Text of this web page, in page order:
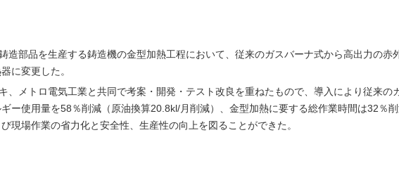
造部品を生産する鋳造機の金型加熱工程において、従来のガスバーナ式から高出力の赤
に変更した。
、メトロ電気工業と共同で考案・開発・テスト改良を重ねたもので、導入により従来の
ー使用量を58％削減（原油換算20.8kl/月削減）、金型加熱に要する総作業時間は32％
現場作業の省力化と安全性、生産性の向上を図ることができた。